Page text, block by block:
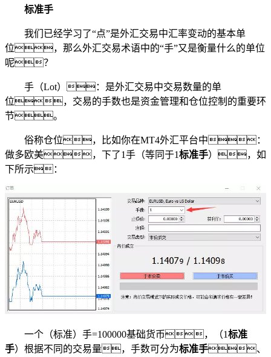
标准手
我们已经学习了“点”是外汇交易中汇率变动的基本单
位，那么外汇交易术语中的“手”又是衡量什么的单位
呢？
手（Lot）：是外汇交易中交易数量的单
位，交易的手数也是资金管理和仓位控制的重要环
节。
俗称仓位，比如你在MT4外汇平台中：
做多欧美，下了1手（等同于1标准手），如
下所示：
一个（标准）手=100000基础货币，（1标准
手）根据不同的交易量，手数可分为标准手、